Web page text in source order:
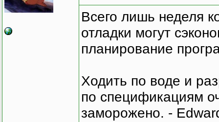
Всего лишь неделя
отладки могут
планирование
Ходить по воде и
по спецификациям
заморожено. -